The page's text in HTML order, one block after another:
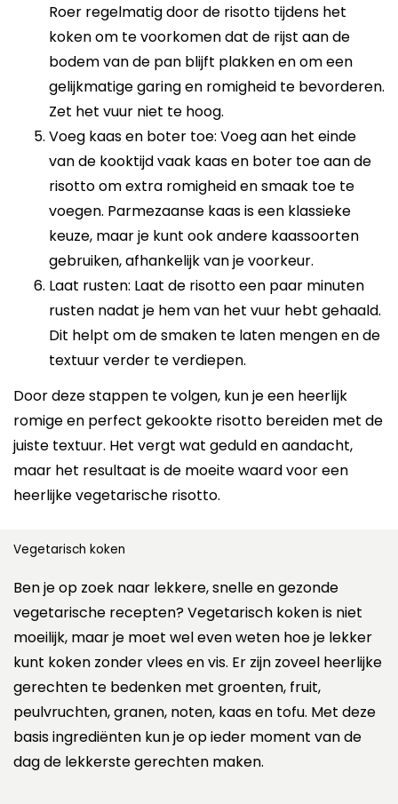
Roer regelmatig door de risotto tijdens het
koken om te voorkomen dat de rijst aan de
bodem van de pan blijft plakken en om een
gelijkmatige garing en romigheid te bevorderen.
Zet het vuur niet te hoog.
Voeg kaas en boter toe: Voeg aan het einde
van de kooktijd vaak kaas en boter toe aan de
risotto om extra romigheid en smaak toe te
voegen. Parmezaanse kaas is een klassieke
keuze, maar je kunt ook andere kaassoorten
gebruiken, afhankelijk van je voorkeur.
Laat rusten: Laat de risotto een paar minuten
rusten nadat je hem van het vuur hebt gehaald.
Dit helpt om de smaken te laten mengen en de
textuur verder te verdiepen.
Door deze stappen te volgen, kun je een heerlijk
romige en perfect gekookte risotto bereiden met de
juiste textuur. Het vergt wat geduld en aandacht,
maar het resultaat is de moeite waard voor een
heerlijke vegetarische risotto.
Vegetarisch koken
Ben je op zoek naar lekkere, snelle en gezonde
vegetarische recepten? Vegetarisch koken is niet
moeilijk, maar je moet wel even weten hoe je lekker
kunt koken zonder vlees en vis. Er zijn zoveel heerlijke
gerechten te bedenken met groenten, fruit,
peulvruchten, granen, noten, kaas en tofu. Met deze
basis ingrediënten kun je op ieder moment van de
dag de lekkerste gerechten maken.